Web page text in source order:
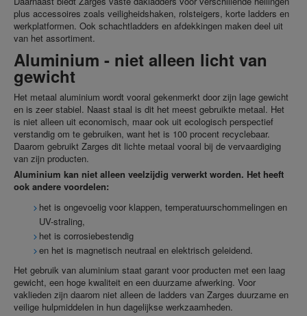
plus accessoires zoals veiligheidshaken, rolsteigers, korte ladders en
werkplatformen. Ook schachtladders en afdekkingen maken deel uit
van het assortiment.
Aluminium - niet alleen licht van
gewicht
Het metaal aluminium wordt vooral gekenmerkt door zijn lage gewicht
en is zeer stabiel. Naast staal is dit het meest gebruikte metaal. Het
is niet alleen uit economisch, maar ook uit ecologisch perspectief
verstandig om te gebruiken, want het is 100 procent recyclebaar.
Daarom gebruikt Zarges dit lichte metaal vooral bij de vervaardiging
van zijn producten.
Aluminium kan niet alleen veelzijdig verwerkt worden. Het heeft
ook andere voordelen:
het is ongevoelig voor klappen, temperatuurschommelingen en
UV-straling,
het is corrosiebestendig
en het is magnetisch neutraal en elektrisch geleidend.
Het gebruik van aluminium staat garant voor producten met een laag
gewicht, een hoge kwaliteit en een duurzame afwerking. Voor
vaklieden zijn daarom niet alleen de ladders van Zarges duurzame en
veilige hulpmiddelen in hun dagelijkse werkzaamheden.